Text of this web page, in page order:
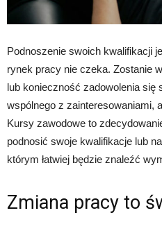
Podnoszenie swoich kwalifikacji
rynek pracy nie czeka. Zostanie
lub konieczność zadowolenia się
wspólnego z zainteresowaniami,
Kursy zawodowe to
podnosić swoje kwalifikacje lub
którym łatwiej będzie znaleźć
Zmiana pracy to